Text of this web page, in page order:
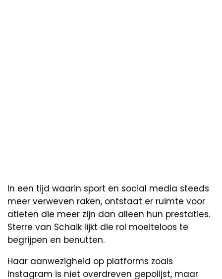
In een tijd waarin sport en social media steeds
meer verweven raken, ontstaat er ruimte voor
atleten die meer zijn dan alleen hun prestaties.
Sterre van Schaik lijkt die rol moeiteloos te
begrijpen en benutten.
Haar aanwezigheid op platforms zoals
Instagram is niet overdreven gepolijst, maar